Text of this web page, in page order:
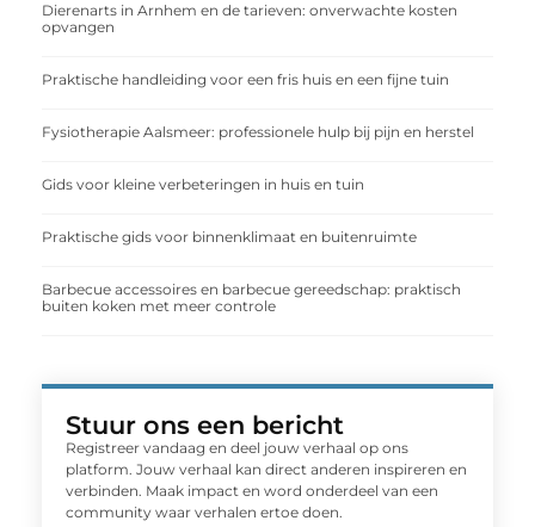
Dierenarts in Arnhem en de tarieven: onverwachte kosten
opvangen
Praktische handleiding voor een fris huis en een fijne tuin
Fysiotherapie Aalsmeer: professionele hulp bij pijn en herstel
Gids voor kleine verbeteringen in huis en tuin
Praktische gids voor binnenklimaat en buitenruimte
Barbecue accessoires en barbecue gereedschap: praktisch
buiten koken met meer controle
Stuur ons een bericht
Registreer vandaag en deel jouw verhaal op ons
platform. Jouw verhaal kan direct anderen inspireren en
verbinden. Maak impact en word onderdeel van een
community waar verhalen ertoe doen.